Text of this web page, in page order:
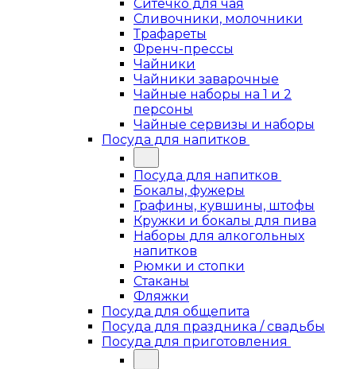
Ситечко для чая
Сливочники, молочники
Трафареты
Френч-прессы
Чайники
Чайники заварочные
Чайные наборы на 1 и 2
персоны
Чайные сервизы и наборы
Посуда для напитков
Посуда для напитков
Бокалы, фужеры
Графины, кувшины, штофы
Кружки и бокалы для пива
Наборы для алкогольных
напитков
Рюмки и стопки
Стаканы
Фляжки
Посуда для общепита
Посуда для праздника / свадьбы
Посуда для приготовления